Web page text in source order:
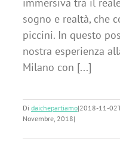
sogno e realtà, che
piccini. In questo
nostra esperienza
Milano con [...]
Di daichepartiamo|2018-11-
Novembre, 2018|